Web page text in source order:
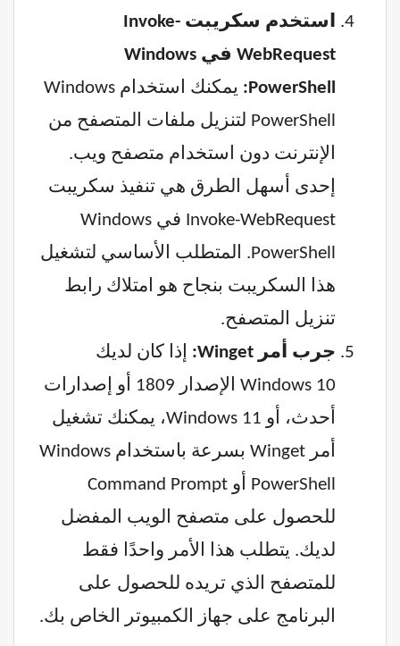
استخدم سكريبت Invoke-
WebRequest في Windows
PowerShell:
يمكنك استخدام Windows
PowerShell لتنزيل ملفات المتصفح من
الإنترنت دون استخدام متصفح ويب.
إحدى أسهل الطرق هي تنفيذ سكريبت
Invoke-WebRequest في Windows
PowerShell. المتطلب الأساسي لتشغيل
هذا السكريبت بنجاح هو امتلاك رابط
تنزيل المتصفح.
جرب أمر Winget:
إذا كان لديك
Windows 10 الإصدار 1809 أو إصدارات
أحدث، أو Windows 11، يمكنك تشغيل
أمر Winget بسرعة باستخدام Windows
PowerShell أو Command Prompt
للحصول على متصفح الويب المفضل
لديك. يتطلب هذا الأمر واحدًا فقط
للمتصفح الذي تريده للحصول على
البرنامج على جهاز الكمبيوتر الخاص بك.